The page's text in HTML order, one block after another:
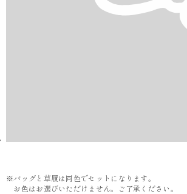
※バッグと草履は同色でセットになります。
お色はお選びいただけません。ご了承ください。